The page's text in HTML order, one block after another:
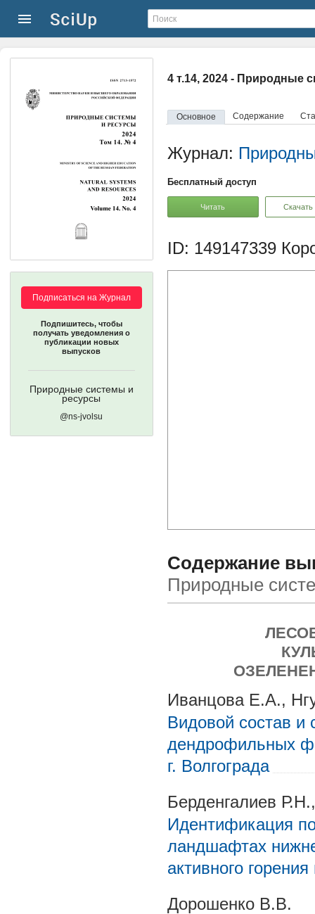
4 т.14, 2024 - Природные
Основное Содержание
Подписаться на Журнал
Подпишитесь, чтобы
получать уведомления о
публикации новых
выпусков
Природные системы и
ресурсы
@ns-jvolsu
Журнал:
Бесплатный доступ
Читать Скачать
ID: 149147339
Содержание
Природные
Иванцова Е.А.,
Видовой состав и
дендрофильных
г. Волгограда
Берденгалиев
Идентификация
ландшафтах
активного
Дорошенко В.В.